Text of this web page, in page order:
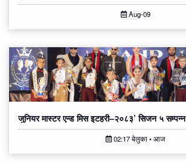
Aug-09
जुनियर मास्टर एन्ड मिस इटहरी–२०८३’ सिजन ५ सम्पन्न
02:17 बेलुका • आज